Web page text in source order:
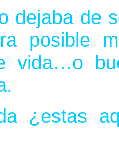
dejaba de
posible
vida…o
¿estas